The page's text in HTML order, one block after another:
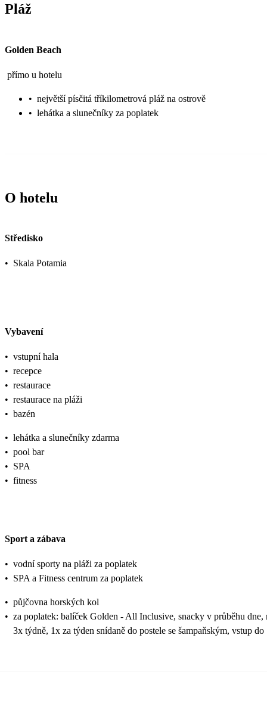
Pláž
Golden Beach
přímo u hotelu
• největší písčitá tříkilometrová pláž na ostrově
• lehátka a slunečníky za poplatek
O hotelu
Středisko
• Skala Potamia
Vybavení
• vstupní hala
• recepce
• restaurace
• restaurace na pláži
• bazén
• lehátka a slunečníky zdarma
• pool bar
• SPA
• fitness
Sport a zábava
• vodní sporty na pláži za poplatek
• SPA a Fitness centrum za poplatek
• půjčovna horských kol
• za poplatek: balíček Golden - All Inclusive, snacky v průběhu
3x týdně, 1x za týden snídaně do postele se šampaňským, vstup